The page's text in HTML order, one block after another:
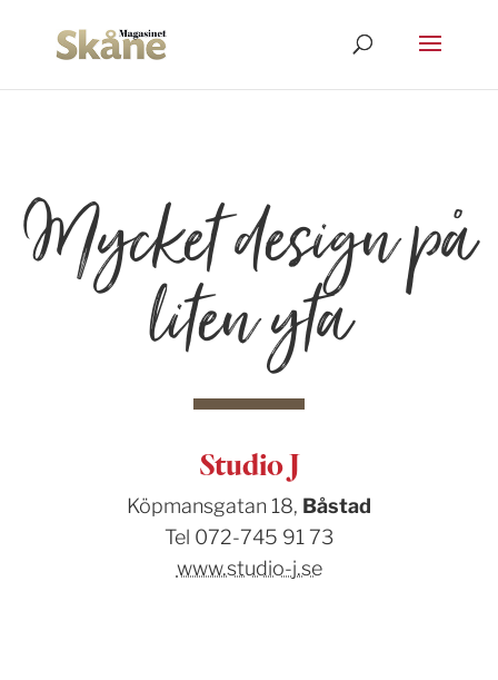
Mycket design på
liten yta
Studio J
Köpmansgatan 18, Båstad
Tel 072-745 91 73
www.studio-j.se